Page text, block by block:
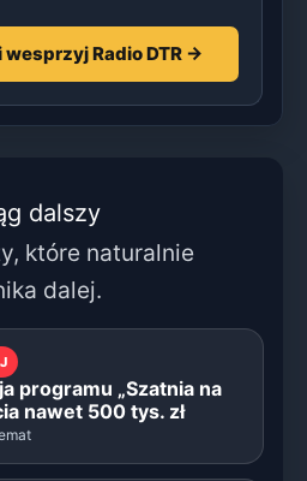
Radio DTR →
dalszy
które naturalnie
dalej.
programu „Szatnia na
nawet 500 tys. zł